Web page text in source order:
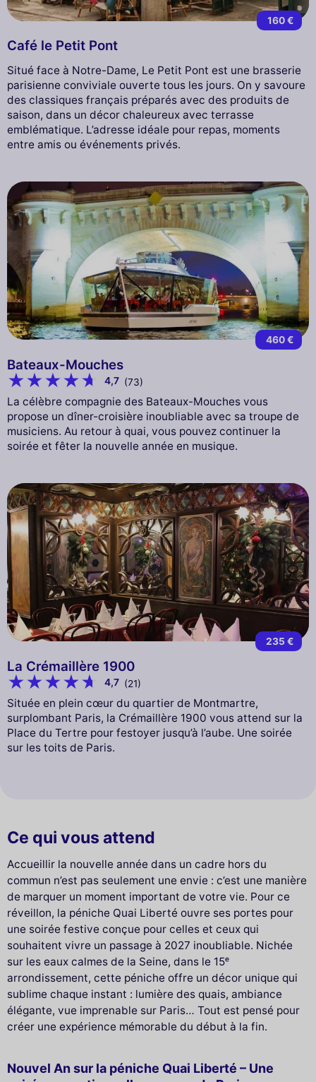
160 €
Café le Petit Pont
Situé face à Notre-Dame, Le Petit Pont est une brasserie
parisienne conviviale ouverte tous les jours. On y savoure
des classiques français préparés avec des produits de
saison, dans un décor chaleureux avec terrasse
emblématique. L’adresse idéale pour repas, moments
entre amis ou événements privés.
460 €
Bateaux-Mouches
4,7 (73)
La célèbre compagnie des Bateaux-Mouches vous
propose un dîner-croisière inoubliable avec sa troupe de
musiciens. Au retour à quai, vous pouvez continuer la
soirée et fêter la nouvelle année en musique.
235 €
La Crémaillère 1900
4,7 (21)
Située en plein cœur du quartier de Montmartre,
surplombant Paris, la Crémaillère 1900 vous attend sur la
Place du Tertre pour festoyer jusqu’à l’aube. Une soirée
sur les toits de Paris.
Ce qui vous attend
Accueillir la nouvelle année dans un cadre hors du
commun n’est pas seulement une envie : c’est une manière
de marquer un moment important de votre vie. Pour ce
réveillon, la péniche Quai Liberté ouvre ses portes pour
une soirée festive conçue pour celles et ceux qui
souhaitent vivre un passage à 2027 inoubliable. Nichée
sur les eaux calmes de la Seine, dans le 15ᵉ
arrondissement, cette péniche offre un décor unique qui
sublime chaque instant : lumière des quais, ambiance
élégante, vue imprenable sur Paris… Tout est pensé pour
créer une expérience mémorable du début à la fin.
Nouvel An sur la péniche Quai Liberté – Une